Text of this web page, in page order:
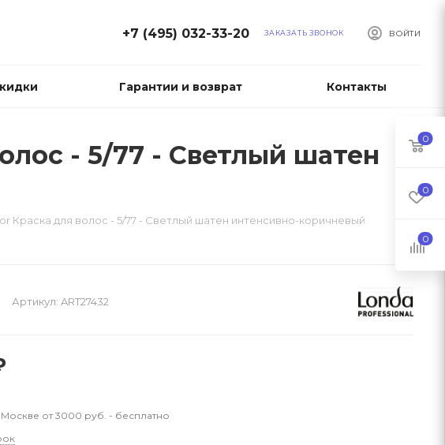
ВОЙТИ
+7 (495) 032-33-20 ЗАКАЗАТЬ ЗВОНОК
Гарантии и возврат Контакты
- 5/77 - Светлый шатен
Краска для волос - 5/77 - Светлый шатен интенсивно-коричневый
Артикул: ART27432
от 3000 руб. - бесплатно
0
0
0